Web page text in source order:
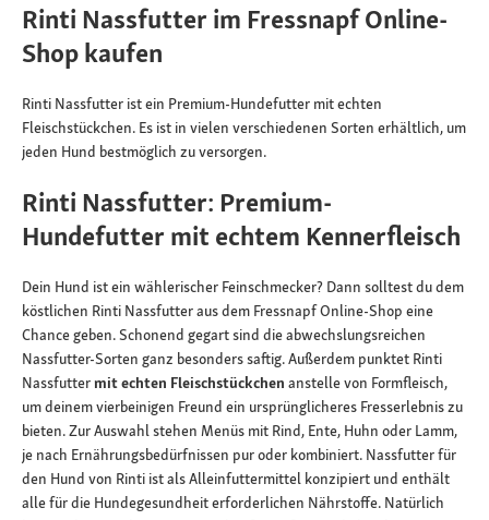
Rinti Nassfutter im Fressnapf Online-
Shop kaufen
Rinti Nassfutter ist ein Premium-Hundefutter mit echten
Fleischstückchen. Es ist in vielen verschiedenen Sorten erhältlich, um
jeden Hund bestmöglich zu versorgen.
Rinti Nassfutter: Premium-
Hundefutter mit echtem Kennerfleisch
Dein Hund ist ein wählerischer Feinschmecker? Dann solltest du dem
köstlichen Rinti Nassfutter aus dem Fressnapf Online-Shop eine
Chance geben. Schonend gegart sind die abwechslungsreichen
Nassfutter-Sorten ganz besonders saftig. Außerdem punktet Rinti
Nassfutter mit echten Fleischstückchen anstelle von Formfleisch,
um deinem vierbeinigen Freund ein ursprünglicheres Fresserlebnis zu
bieten. Zur Auswahl stehen Menüs mit Rind, Ente, Huhn oder Lamm,
je nach Ernährungsbedürfnissen pur oder kombiniert. Nassfutter für
den Hund von Rinti ist als Alleinfuttermittel konzipiert und enthält
alle für die Hundegesundheit erforderlichen Nährstoffe. Natürlich